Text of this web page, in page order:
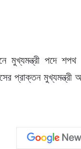
মুখ্যমন্ত্রী পদে
প্রাক্তন মুখ্যমন্ত্রী